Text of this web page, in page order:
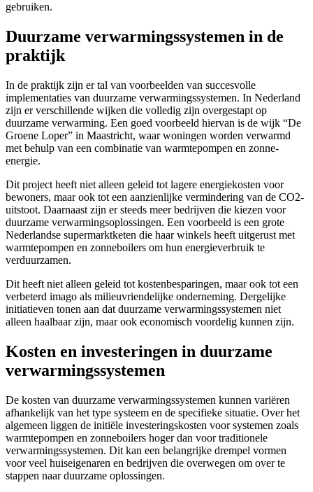
gebruiken.
Duurzame verwarmingssystemen in de
praktijk
In de praktijk zijn er tal van voorbeelden van succesvolle
implementaties van duurzame verwarmingssystemen. In Nederland
zijn er verschillende wijken die volledig zijn overgestapt op
duurzame verwarming. Een goed voorbeeld hiervan is de wijk “De
Groene Loper” in Maastricht, waar woningen worden verwarmd
met behulp van een combinatie van warmtepompen en zonne-
energie.
Dit project heeft niet alleen geleid tot lagere energiekosten voor
bewoners, maar ook tot een aanzienlijke vermindering van de CO2-
uitstoot. Daarnaast zijn er steeds meer bedrijven die kiezen voor
duurzame verwarmingsoplossingen. Een voorbeeld is een grote
Nederlandse supermarktketen die haar winkels heeft uitgerust met
warmtepompen en zonneboilers om hun energieverbruik te
verduurzamen.
Dit heeft niet alleen geleid tot kostenbesparingen, maar ook tot een
verbeterd imago als milieuvriendelijke onderneming. Dergelijke
initiatieven tonen aan dat duurzame verwarmingssystemen niet
alleen haalbaar zijn, maar ook economisch voordelig kunnen zijn.
Kosten en investeringen in duurzame
verwarmingssystemen
De kosten van duurzame verwarmingssystemen kunnen variëren
afhankelijk van het type systeem en de specifieke situatie. Over het
algemeen liggen de initiële investeringskosten voor systemen zoals
warmtepompen en zonneboilers hoger dan voor traditionele
verwarmingssystemen. Dit kan een belangrijke drempel vormen
voor veel huiseigenaren en bedrijven die overwegen om over te
stappen naar duurzame oplossingen.